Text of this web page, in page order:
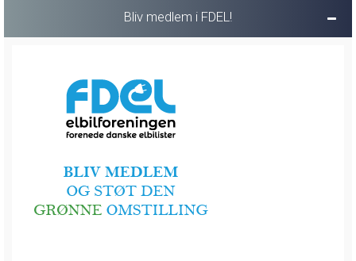
Bliv medlem i FDEL!